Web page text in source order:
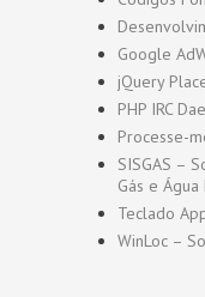
Google
jQuery
PHP IRC
Processe-
SISGAS –
Gás e
Teclado
WinLoc –